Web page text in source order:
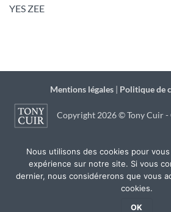
YES ZEE
Mentions légales| Politique de
Copyright 2026 © Tony Cuir
Nous utilisons des cookies pour
expérience sur notre site. Si vous
dernier, nous considérerons que vous
cookies.
OK